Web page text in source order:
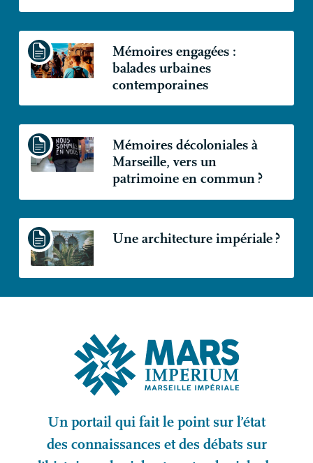
Mémoires engagées :
balades urbaines
contemporaines
Mémoires décoloniales à
Marseille, vers un
patrimoine en commun?
Une architecture impériale?
Un portail qui fait le point sur l’état
des connaissances et des débats sur